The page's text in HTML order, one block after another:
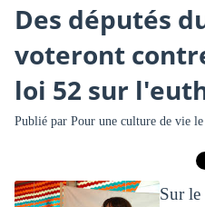
Des députés
voteront
loi 52 sur
Publié par Pour une culture de viele
Sur le